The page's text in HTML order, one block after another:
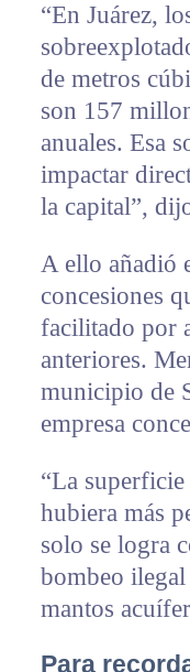
“En Juárez,
de metros
son 157
anuales. Esa
impactar
la capital”,
A ello añadió
concesiones
facilitado por
anteriores.
municipio de
empresa
“La
hubiera más
solo se logra
bombeo
mantos
Para